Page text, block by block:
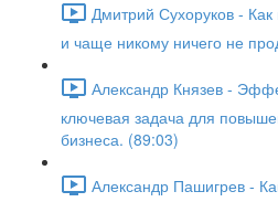
Дмитрий Сухоруков -
и чаще никому ничего не
Александр Князев -
ключевая задача для
бизнеса. (89:03)
Александр Пашигрев -